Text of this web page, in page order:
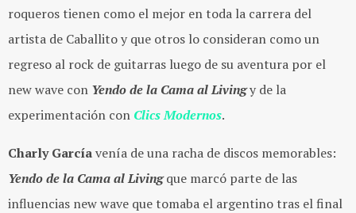
roqueros tienen como el mejor en toda la carrera del
artista de Caballito y que otros lo consideran como un
regreso al rock de guitarras luego de su aventura por el
new wave con Yendo de la Cama al Livingy de la
experimentación con Clics Modernos.
Charly Garcíavenía de una racha de discos memorables:
Yendo de la Cama al Livingque marcó parte de las
influencias new wave que tomaba el argentino tras el final